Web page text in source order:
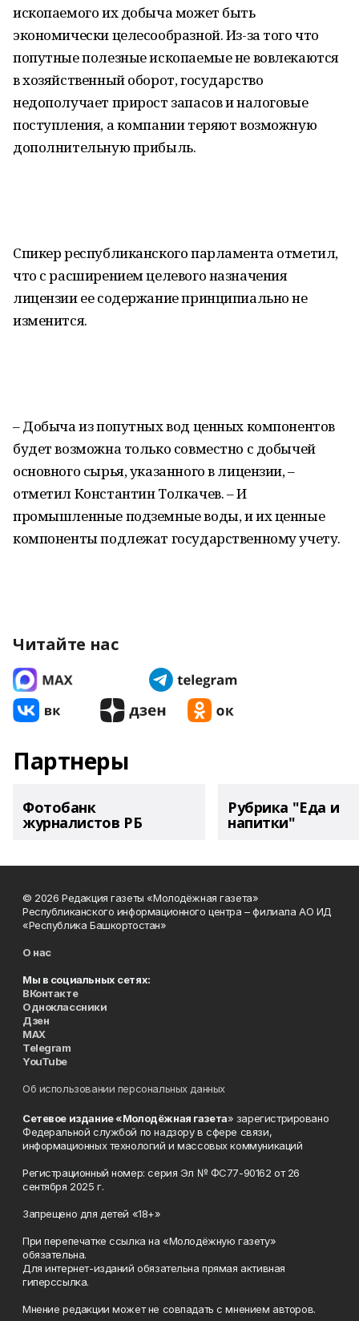
ископаемого их добыча может быть
экономически целесообразной. Из-за того что
попутные полезные ископаемые не вовлекаются
в хозяйственный оборот, государство
недополучает прирост запасов и налоговые
поступления, а компании теряют возможную
дополнительную прибыль.
Спикер республиканского парламента отметил,
что с расширением целевого назначения
лицензии ее содержание принципиально не
изменится.
– Добыча из попутных вод ценных компонентов
будет возможна только совместно с добычей
основного сырья, указанного в лицензии, –
отметил Константин Толкачев. – И
промышленные подземные воды, и их ценные
компоненты подлежат государственному учету.
Читайте нас
Партнеры
Фотобанк
журналистов РБ
Рубрика "Еда и
напитки"
© 2026 Редакция газеты «Молодёжная газета»
Республиканского информационного центра – филиала АО ИД
«Республика Башкортостан»
О нас
Мы в социальных сетях:
ВКонтакте
Одноклассники
Дзен
MAX
Telegram
YouTube
Об использовании персональных данных
Сетевое издание «Молодёжная газета» зарегистрировано
Федеральной службой по надзору в сфере связи,
информационных технологий и массовых коммуникаций
Регистрационный номер: серия Эл № ФС77-90162 от 26
сентября 2025 г.
Запрещено для детей «18+»
При перепечатке ссылка на «Молодёжную газету»
обязательна.
Для интернет-изданий обязательна прямая активная
гиперссылка.
Мнение редакции может не совпадать с мнением авторов.